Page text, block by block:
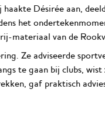
Désirée aan,
het
materiaal van de
Ze adviseerde
te gaan bij clubs,
gaf praktisch